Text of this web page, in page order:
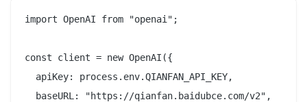
import OpenAI from "openai";
const client = new OpenAI({
  apiKey: process.env.QIANFAN_API_KEY,
  baseURL: "https://qianfan.baidubce.com/v2",